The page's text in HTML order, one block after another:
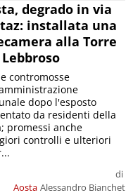
degrado in via
installata una
alla Torre
Aosta
di
Alessandro Bianchet
contromosse
dopo l'esposto
da residenti della
promessi anche
controlli e ulteriori